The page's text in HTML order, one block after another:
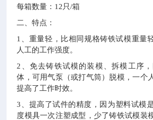
每箱数量：12只/箱
二、特点：
1
、重量轻，比相同规格铸铁试模重量
人工的工作强度。
2 、免去铸铁试模的装模、拆模工序
体，可用气泵（或打气筒）脱模，一个
提高了工作时效。
3 、提高了试件的精度，因为塑料试模
度模具一次注塑成型，少了铸铁试模装